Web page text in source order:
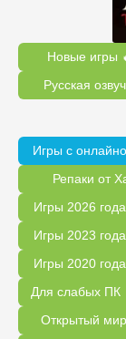
Новые игры
Русская
Игры с
Репаки от
Игры 2026 года
Игры 2023 года
Игры 2020 года
Для слабых ПК
Открытый мир